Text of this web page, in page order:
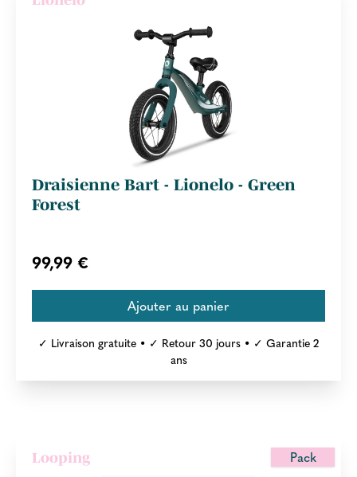
Draisienne Bart - Lionelo - Green
Forest
99,99 €
✓ Livraison gratuite • ✓ Retour 30 jours • ✓ Garantie 2
ans
Pack
Looping